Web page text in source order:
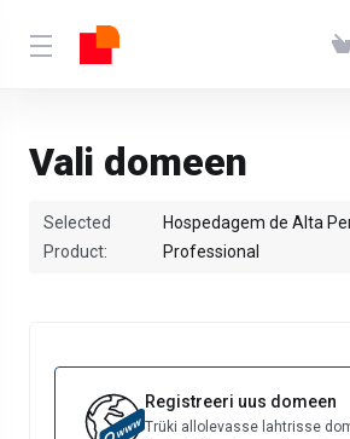
Vali domeen
Selected
Product:
Hospedagem de Alta
Professional
Registreeri uus domeen
Trüki allolevasse lahtrisse